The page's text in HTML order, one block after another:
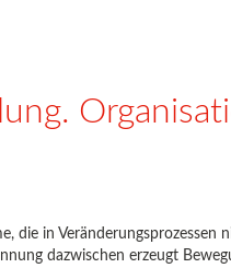
die in Veränderungsprozessen
dazwischen erzeugt